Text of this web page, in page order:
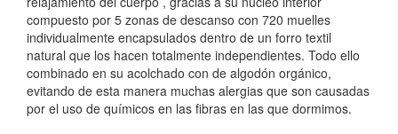
compuesto por 5 zonas de descanso con 720 muelles
individualmente encapsulados dentro de un forro textil
natural que los hacen totalmente independientes. Todo ello
combinado en su acolchado con de algodón orgánico,
evitando de esta manera muchas alergias que son causadas
por el uso de químicos en las fibras en las que dormimos.